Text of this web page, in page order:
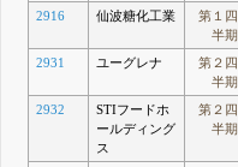
2916 仙波糖化工業
第１四
半期
2931 ユーグレナ
第２四
半期
2932
STIフードホ
ールディング
ス
第２四
半期